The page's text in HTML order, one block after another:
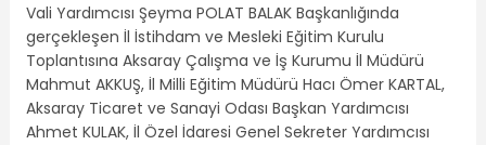
Vali Yardımcısı Şeyma POLAT BALAK Başkanlığında
gerçekleşen İl İstihdam ve Mesleki Eğitim Kurulu
Toplantısına Aksaray Çalışma ve İş Kurumu İl Müdürü
Mahmut AKKUŞ, İl Milli Eğitim Müdürü Hacı Ömer KARTAL,
Aksaray Ticaret ve Sanayi Odası Başkan Yardımcısı
Ahmet KULAK, İl Özel İdaresi Genel Sekreter Yardımcısı